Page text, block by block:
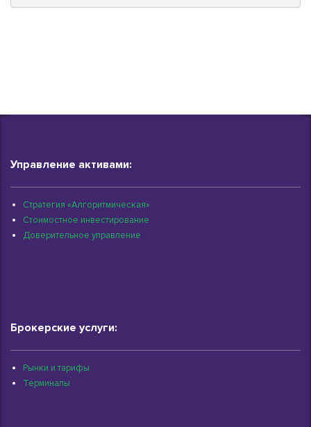
Управление активами:
Стратегия «Алгоритмическая»
Стоимостное инвестирование
Доверительное управление
Брокерские услуги:
Рынки и тарифы
Терминалы